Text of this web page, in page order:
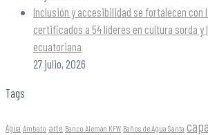
Inclusión y accesibilidad se fortalecen con
certificados a 54 líderes en cultura sorda y
ecuatoriana
27 julio, 2026
Tags
Agua Ambato arte Banco Alemán KFW Baños de Agua Santa